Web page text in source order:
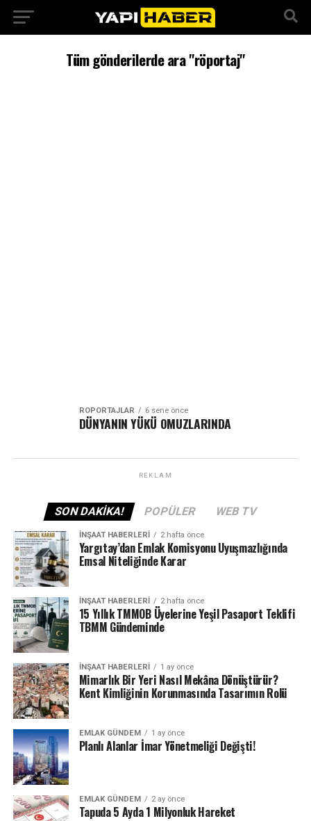
Tüm gönderilerde ara "röportaj"
ROPÖRTAJLAR 6 sene önce
DÜNYANIN YÜKÜ OMUZLARINDA
REKLAM
SON DAKIKA! POPÜLER WEB TV
İNŞAAT HABERLERI 2 hafta önce
Yargıtay’dan Emlak Komisyonu Uyuşmazlığında
Emsal Niteliğinde Karar
İNŞAAT HABERLERI 2 hafta önce
15 Yıllık TMMOB Üyelerine Yeşil Pasaport Teklifi
TBMM Gündeminde
İNŞAAT HABERLERI 1 ay önce
Mimarlık Bir Yeri Nasıl Mekâna Dönüştürür?
Kent Kimliğinin Korunmasında Tasarımın Rolü
EMLAK GÜNDEM 1 ay önce
Planlı Alanlar İmar Yönetmeliği Değişti!
EMLAK GÜNDEM 2 ay önce
Tapuda 5 Ayda 1 Milyonluk Hareket